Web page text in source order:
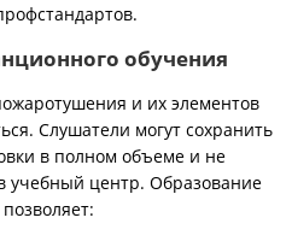
обучения
и их элементов
Слушатели могут сохранить
в полном объеме и не
учебный центр. Образование